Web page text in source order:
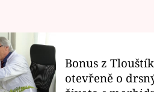
Bonus z
otevřeně o